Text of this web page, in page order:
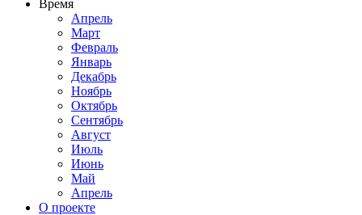
Время
Апрель
Март
Февраль
Январь
Декабрь
Ноябрь
Октябрь
Сентябрь
Август
Июль
Июнь
Май
Апрель
О проекте